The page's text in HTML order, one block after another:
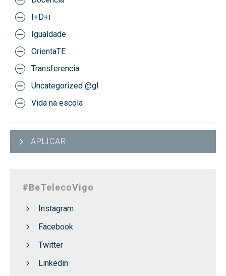
I+D+i
Igualdade
OrientaTE
Transferencia
Uncategorized @gl
Vida na escola
APLICAR
#BeTelecoVigo
Instagram
Facebook
Twitter
Linkedin